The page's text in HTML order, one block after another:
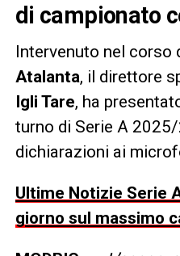
di campionato
Intervenuto nel corso
Atalanta, il direttore
Igli Tare, ha
turno di Serie A
dichiarazioni ai
Ultime Notizie Serie
giorno sul massimo